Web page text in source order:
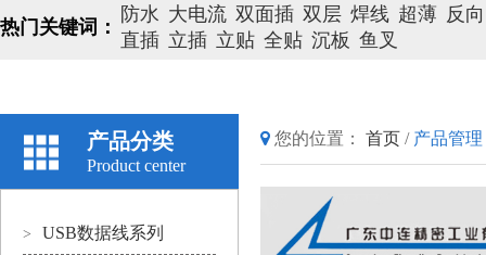
热门关键词：
防水 大电流 双面插 双层 焊线 超薄 反向
直插 立插 立贴 全贴 沉板 鱼叉
产品分类
Product center
> USB数据线系列
您的位置： 首页 / 产品管理